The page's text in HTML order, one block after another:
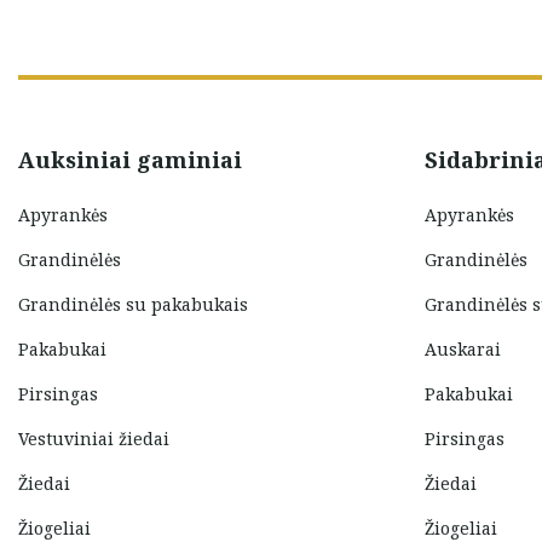
Auksiniai gaminiai
Apyrankės
Grandinėlės
Grandinėlės su pakabukais
Pakabukai
Pirsingas
Vestuviniai žiedai
Žiedai
Žiogeliai
Apyrankės
Grandinėlės
Grandinėlės
Auskarai
Pakabukai
Pirsingas
Žiedai
Žiogeliai